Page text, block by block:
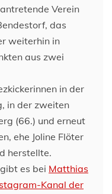
Verein
das
weiterhin in
aus zwei
in der
in der zweiten
(66.) und erneut
ehe Joline Flöter
herstellte.
es bei Matthias
Kanal der